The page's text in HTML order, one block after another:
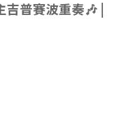
普賽波重奏🎶 |